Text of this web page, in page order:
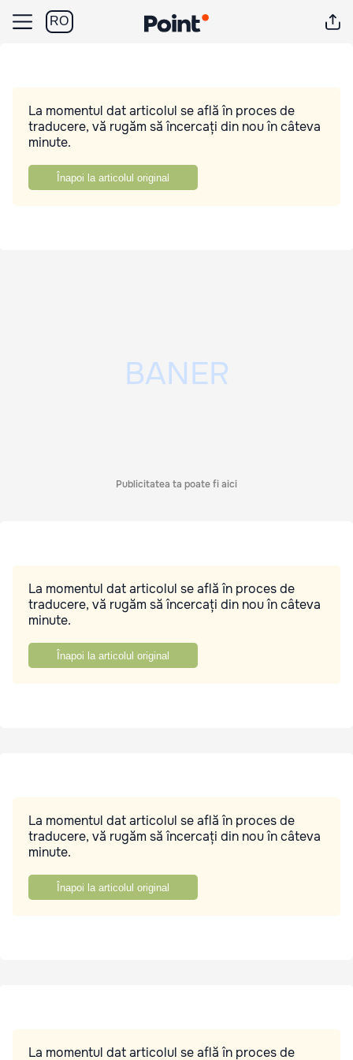
RO
La momentul dat articolul se află în proces de
traducere, vă rugăm să încercați din nou în câteva
minute.
Înapoi la articolul original
Publicitatea ta poate fi aici
La momentul dat articolul se află în proces de
traducere, vă rugăm să încercați din nou în câteva
minute.
Înapoi la articolul original
La momentul dat articolul se află în proces de
traducere, vă rugăm să încercați din nou în câteva
minute.
Înapoi la articolul original
La momentul dat articolul se află în proces de